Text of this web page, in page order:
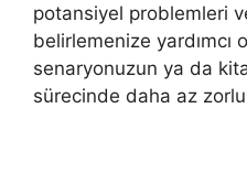
potansiyel problemleri
belirlemenize yardımcı
senaryonuzun ya da
sürecinde daha az